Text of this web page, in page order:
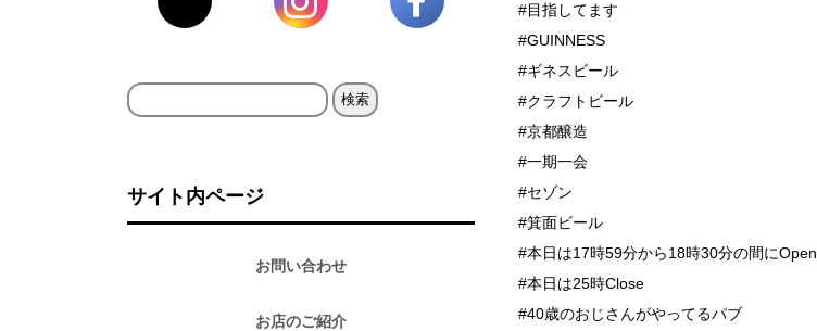
#目指してます
#GUINNESS
#ギネスビール
#クラフトビール
#京都醸造
#一期一会
#セゾン
#箕面ビール
#本日は17時59分から18時30分の間にOpen
#本日は25時Close
#40歳のおじさんがやってるパブ
検
サイト内ページ
お問い合わせ
お店のご紹介